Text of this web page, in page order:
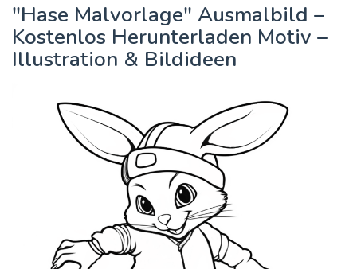
"Hase Malvorlage" Ausmalbild –
Kostenlos Herunterladen Motiv –
Illustration & Bildideen